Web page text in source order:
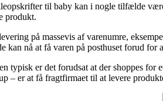
til baby kan i nogle tilfælde
produkt.
på massevis af varenumre,
kan nå at få varen på posthuset forud for
typisk er det forudsat at der shoppes
– er at få fragtfirmaet til at levere